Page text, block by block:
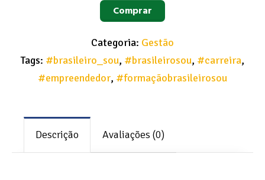
4.0
Comprar
Categoria: Gestão
Tags: #brasileiro_sou, #brasileirosou, #carreira,
#empreendedor, #formaçãobrasileirosou
Descrição Avaliações (0)